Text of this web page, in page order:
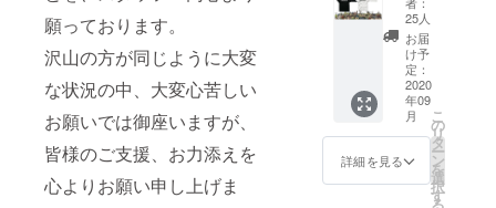
願っております。
沢山の方が同じように大変
な状況の中、大変心苦しい
お願いでは御座いますが、
皆様のご支援、お力添えを
心よりお願い申し上げま
ご記入
くださ
Tシャツ
(1枚)＋
ステッ
カー1
枚。 ● T
シャツ
(BLAC
K or
WHITE)
ANIMA
LIA T
シャツ
＋ス
テッ
カー1枚
支援】
限定100
枚 8000
円 →
7000円
25人
お届
け予
定：
2020
年09
月
詳細を見る
こ
の
リ
タ
ー
ン
を
選
択
す